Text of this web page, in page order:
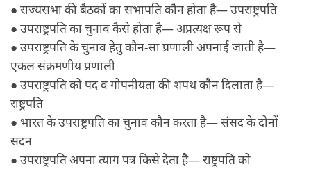
● राज्यसभा की बैठकों का सभापति कौन होता है— उपराष्ट्रपति
● उपराष्ट्रपति का चुनाव कैसे होता है— अप्रत्यक्ष रूप से
● उपराष्ट्रपति के चुनाव हेतु कौन-सा प्रणाली अपनाई जाती है—
एकल संक्रमणीय प्रणाली
● उपराष्ट्रपति को पद व गोपनीयता की शपथ कौन दिलाता है—
राष्ट्रपति
● भारत के उपराष्ट्रपति का चुनाव कौन करता है— संसद के दोनों
सदन
● उपराष्ट्रपति अपना त्याग पत्र किसे देता है— राष्ट्रपति को